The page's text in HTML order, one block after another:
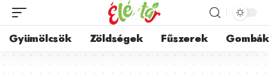
Gyümölcsök Zöldségek Fűszerek Gombák